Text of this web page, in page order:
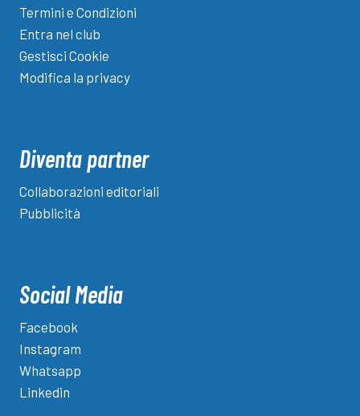
Termini e Condizioni
Entra nel club
Gestisci Cookie
Modifica la privacy
Diventa partner
Collaborazioni editoriali
Pubblicità
Social Media
Facebook
Instagram
Whatsapp
Linkedin